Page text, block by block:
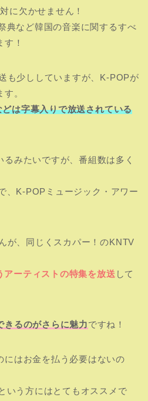
に欠かせません！
典など韓国の音楽に関するすべ
！
も少ししていますが、K-POPが
。
は字幕入りで放送されている
みたいですが、番組数は多く
、K-POPミュージック・アワー
が、同じくスカパー！のKNTV
ーティストの特集を放送 して
きるのがさらに魅力ですね！
にはお金を払う必要はないの
いう方にはとてもオススメで